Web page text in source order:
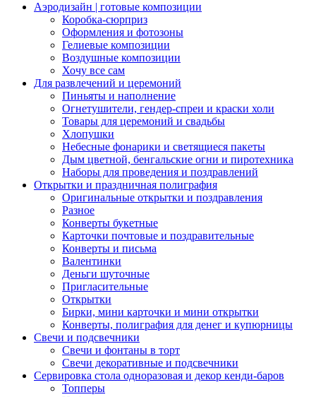
Аэродизайн | готовые композиции
Коробка-сюрприз
Оформления и фотозоны
Гелиевые композиции
Воздушные композиции
Хочу все сам
Для развлечений и церемоний
Пиньяты и наполнение
Огнетушители, гендер-спреи и краски холи
Товары для церемоний и свадьбы
Хлопушки
Небесные фонарики и светящиеся пакеты
Дым цветной, бенгальские огни и пиротехника
Наборы для проведения и поздравлений
Открытки и праздничная полиграфия
Оригинальные открытки и поздравления
Разное
Конверты букетные
Карточки почтовые и поздравительные
Конверты и письма
Валентинки
Деньги шуточные
Пригласительные
Открытки
Бирки, мини карточки и мини открытки
Конверты, полиграфия для денег и купюрницы
Свечи и подсвечники
Свечи и фонтаны в торт
Свечи декоративные и подсвечники
Сервировка стола одноразовая и декор кенди-баров
Топперы